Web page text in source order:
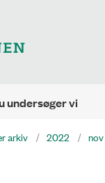
undersøger vi
arkiv 2022 nov